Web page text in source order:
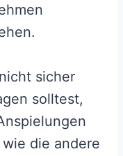
sicher
solltest,
die andere